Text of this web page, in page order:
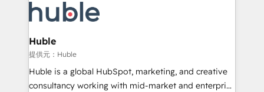
new HubSpot portal with Advanced Website and
CRM Migrations using our in-house "HubScrub" Tool.
skills, processes, and internal team you need to
attract the right buyers, close deals faster, and grow
without outside dependencies. You’ll learn how to: •
Set up, audit, and organize your HubSpot portal •
Get your sales team fully using HubSpot • Track
pipeline and revenue across the entire buyer journey
Huble
提供元：Huble
Huble is a global HubSpot, marketing, and creative
consultancy working with mid-market and enterprise